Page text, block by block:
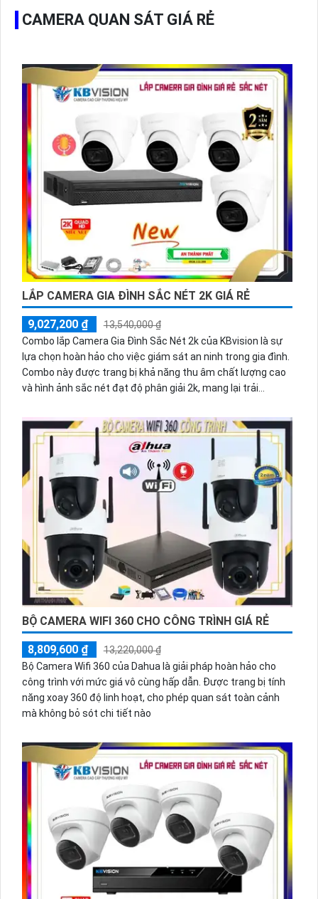
CAMERA QUAN SÁT GIÁ RẺ
LẮP CAMERA GIA ĐÌNH SẮC NÉT 2K GIÁ RẺ
9,027,200 ₫
13,540,000 ₫
Combo lắp Camera Gia Đình Sắc Nét 2k của KBvision là sự
lựa chọn hoàn hảo cho việc giám sát an ninh trong gia đình.
Combo này được trang bị khả năng thu âm chất lượng cao
và hình ảnh sắc nét đạt độ phân giải 2k, mang lại trải
BỘ CAMERA WIFI 360 CHO CÔNG TRÌNH GIÁ RẺ
8,809,600 ₫
13,220,000 ₫
Bộ Camera Wifi 360 của Dahua là giải pháp hoàn hảo cho
công trình với mức giá vô cùng hấp dẫn. Được trang bị tính
năng xoay 360 độ linh hoạt, cho phép quan sát toàn cảnh
mà không bỏ sót chi tiết nào